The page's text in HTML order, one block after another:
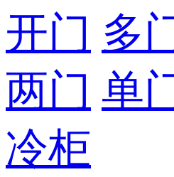
开门 多
两门 单
冷柜